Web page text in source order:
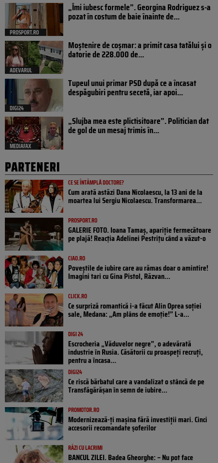
PROSPORT.RO
„Îmi iubesc formele”. Georgina Rodriguez s-a
pozat în costum de baie înainte de...
ADEVARUL
Moștenire de coșmar: a primit casa tatălui și o
datorie de 228.000 de...
DIGI24
Tupeul unui primar PSD după ce a încasat
despăgubiri pentru secetă, iar apoi...
MEDIAFAX
„Slujba mea este plictisitoare”. Politician dat
de gol de un mesaj trimis în...
PARTENERI
CE SE ÎNTÂMPLĂ DOCTORE?
Cum arată astăzi Dana Nicolaescu, la 13 ani de la
moartea lui Sergiu Nicolaescu. Transformarea...
PROSPORT.RO
GALERIE FOTO. Ioana Tamaş, apariție fermecătoare
pe plajă! Reacția Adelinei Pestrițu când a văzut-o
CIAO.RO
Poveştile de iubire care au rămas doar o amintire!
Imagini tari cu Gina Pistol, Răzvan...
CLICK.RO
Ce surpriză romantică i-a făcut Alin Oprea soției
sale, Medana: „Am plâns de emoție!” L-a...
DIGI 24
Escrocheria „Văduvelor negre”, o adevărată
industrie în Rusia. Căsătorii cu proaspeți recruți,
pentru a încasa...
DIGI24
Ce riscă bărbatul care a vandalizat o stâncă de pe
Transfăgărășan în semn de iubire...
PROMOTOR.RO
Modernizează-ți mașina fără investiții mari. Cinci
accesorii recomandate șoferilor
RÂZI CU LACRIMI
BANCUL ZILEI. Badea Gheorghe: – Nu pot face